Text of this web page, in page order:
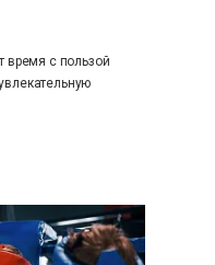
время с пользой